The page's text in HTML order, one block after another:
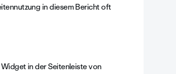
in diesem Bericht oft
in der Seitenleiste von